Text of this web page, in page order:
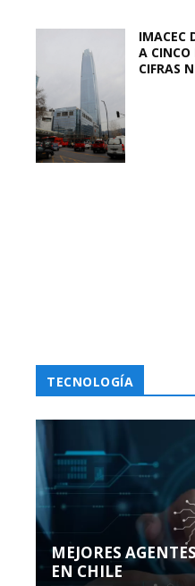
IMACEC
A CINCO
CIFRAS
TECNOLOGÍA
MEJORES
EN CHILE